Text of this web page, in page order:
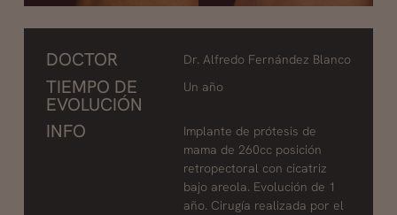
DOCTOR Dr. Alfredo Fernández Blanco
TIEMPO DE
EVOLUCIÓN
Un año
INFO
Implante de prótesis de
mama de 260cc posición
retropectoral con cicatriz
bajo areola. Evolución de 1
año. Cirugía realizada por el